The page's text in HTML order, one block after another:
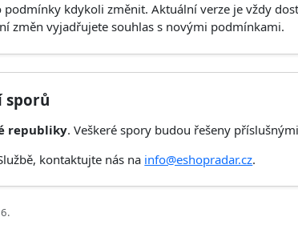
kdykoli změnit. Aktuální verze je vždy
změn vyjadřujete souhlas s novými podmínkami.
sporů
republiky. Veškeré spory budou řešeny
kontaktujte nás na info@eshopradar.cz.